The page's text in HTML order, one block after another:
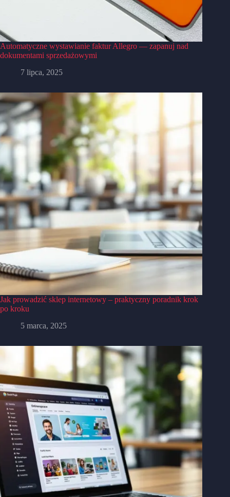
Automatyczne wystawianie faktur Allegro — zapanuj nad
dokumentami sprzedażowymi
7 lipca, 2025
Jak prowadzić sklep internetowy – praktyczny poradnik krok
po kroku
5 marca, 2025